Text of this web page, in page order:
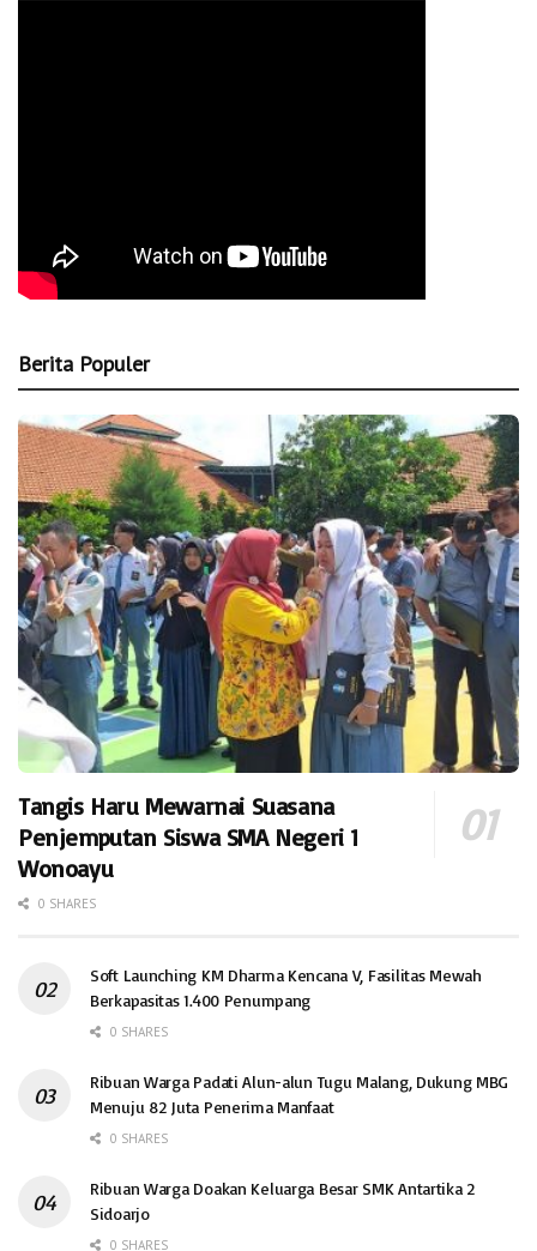
Berita Populer
Tangis Haru Mewarnai Suasana
Penjemputan Siswa SMA Negeri 1
Wonoayu
0 SHARES
Soft Launching KM Dharma Kencana V, Fasilitas Mewah
Berkapasitas 1.400 Penumpang
0 SHARES
Ribuan Warga Padati Alun-alun Tugu Malang, Dukung MBG
Menuju 82 Juta Penerima Manfaat
0 SHARES
Ribuan Warga Doakan Keluarga Besar SMK Antartika 2
Sidoarjo
0 SHARES